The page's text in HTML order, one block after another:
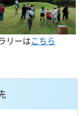
リーはこちら